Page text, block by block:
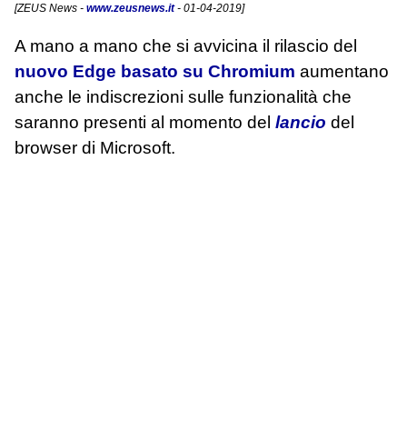
[ZEUS News - www.zeusnews.it- 01-04-2019]
A mano a mano che si avvicina il rilascio del
nuovo Edge basato su Chromium aumentano
anche le indiscrezioni sulle funzionalità che
saranno presenti al momento del lancio del
browser di Microsoft.